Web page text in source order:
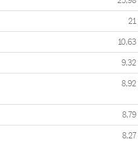
21
10,63
9,32
8,92
8,79
8,27